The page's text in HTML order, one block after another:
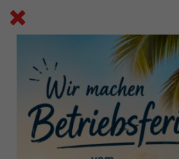
Startseite Angebote